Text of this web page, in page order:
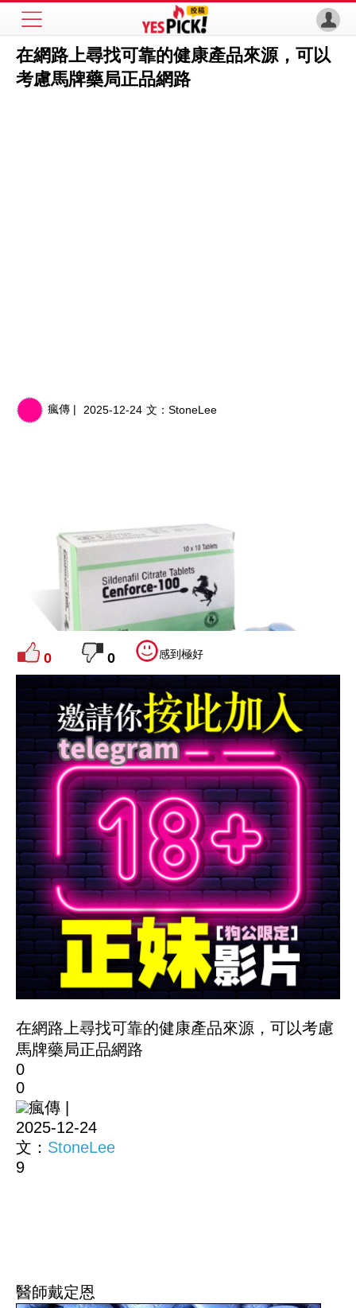
在網路上尋找可靠的健康產品來源，可以
考慮馬牌藥局正品網路
瘋傳 | 2025-12-24 文： StoneLee
0 0 感到極好
在網路上尋找可靠的健康產品來源，可以考慮
馬牌藥局正品網路
0
0
瘋傳 |
2025-12-24
文： StoneLee
9
醫師戴定恩